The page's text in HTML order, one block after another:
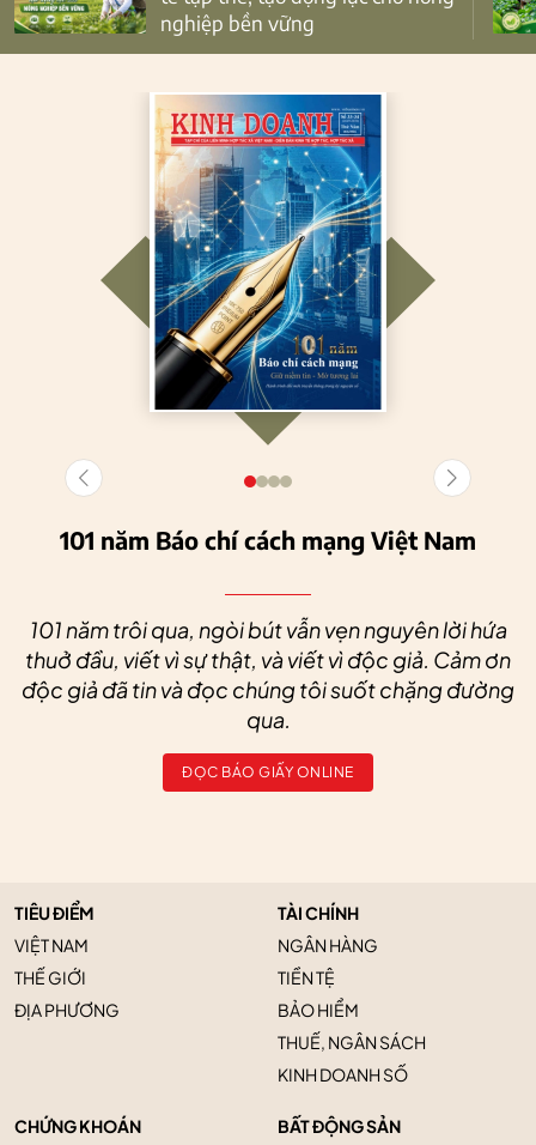
nghiệp bền vững
101 năm Báo chí cách mạng Việt Nam
101 năm trôi qua, ngòi bút vẫn vẹn nguyên lời hứa
thuở đầu, viết vì sự thật, và viết vì độc giả. Cảm ơn
độc giả đã tin và đọc chúng tôi suốt chặng đường
qua.
ĐỌC BÁO GIẤY ONLINE
TIÊU ĐIỂM
VIỆT NAM
THẾ GIỚI
ĐỊA PHƯƠNG
TÀI CHÍNH
NGÂN HÀNG
TIỀN TỆ
BẢO HIỂM
THUẾ, NGÂN SÁCH
KINH DOANH SỐ
CHỨNG KHOÁN
BẤT ĐỘNG SẢN